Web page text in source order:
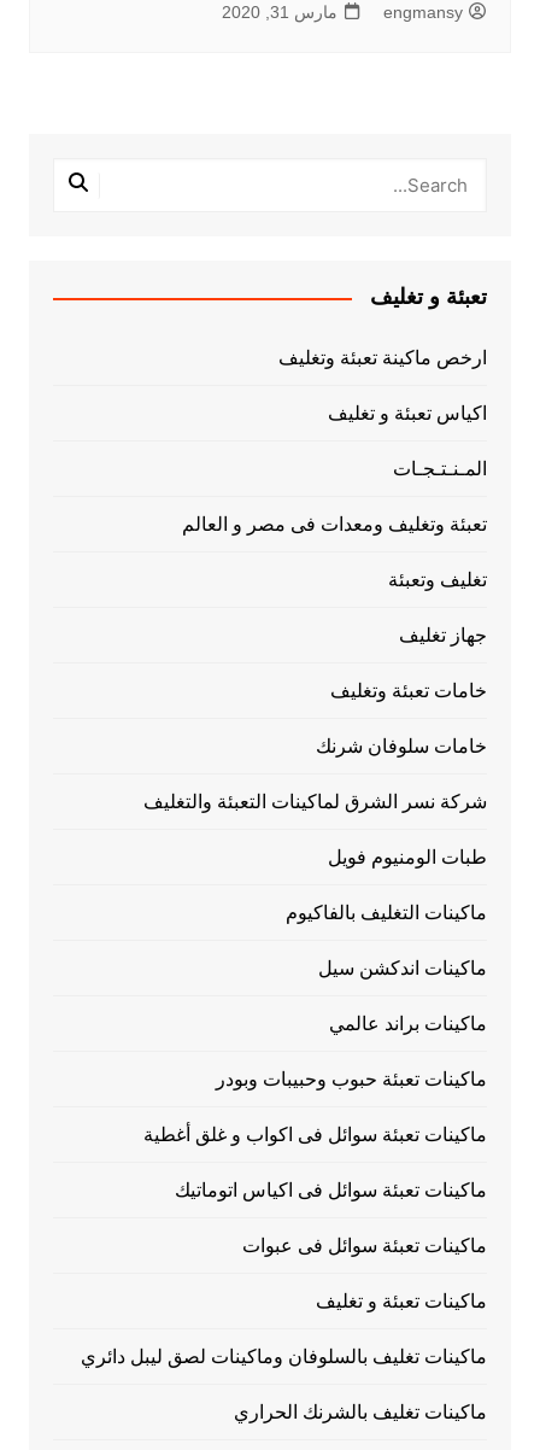
engmansy مارس 31, 2020
تعبئة و تغليف
ارخص ماكينة تعبئة وتغليف
اكياس تعبئة و تغليف
المـنـتـجـات
تعبئة وتغليف ومعدات فى مصر و العالم
تغليف وتعبئة
جهاز تغليف
خامات تعبئة وتغليف
خامات سلوفان شرنك
شركة نسر الشرق لماكينات التعبئة والتغليف
طبات الومنيوم فويل
ماكينات التغليف بالفاكيوم
ماكينات اندكشن سيل
ماكينات براند عالمي
ماكينات تعبئة حبوب وحبيبات وبودر
ماكينات تعبئة سوائل فى اكواب و غلق أغطية
ماكينات تعبئة سوائل فى اكياس اتوماتيك
ماكينات تعبئة سوائل فى عبوات
ماكينات تعبئة و تغليف
ماكينات تغليف بالسلوفان وماكينات لصق ليبل دائري
ماكينات تغليف بالشرنك الحراري